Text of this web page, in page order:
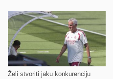
Želi stvoriti jaku konkurenciju